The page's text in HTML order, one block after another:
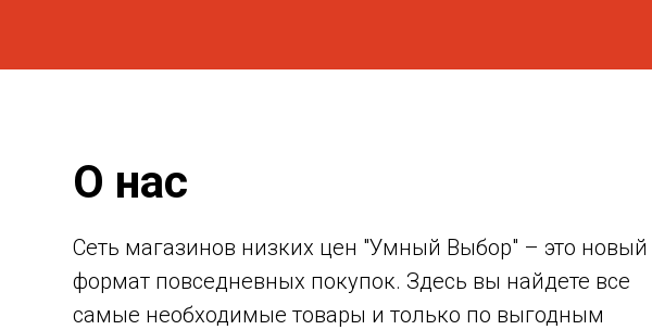
О нас
Сеть магазинов низких цен "Умный Выбор" – это новый
формат повседневных покупок. Здесь вы найдете все
самые необходимые товары и только по выгодным